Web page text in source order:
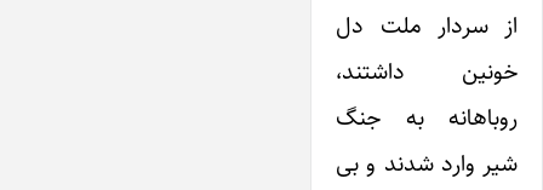
از سردار ملت دل
خونین داشتند،
روباهانه به جنگ
شیر وارد شدند و بی